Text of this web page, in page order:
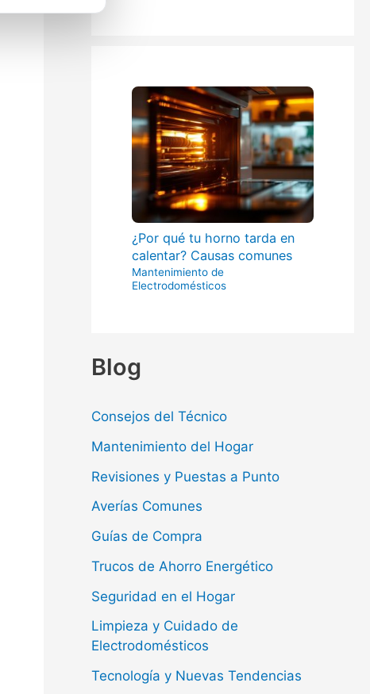
¿Por qué tu horno tarda en
calentar? Causas comunes
Mantenimiento de
Electrodomésticos
Blog
Consejos del Técnico
Mantenimiento del Hogar
Revisiones y Puestas a Punto
Averías Comunes
Guías de Compra
Trucos de Ahorro Energético
Seguridad en el Hogar
Limpieza y Cuidado de
Electrodomésticos
Tecnología y Nuevas Tendencias